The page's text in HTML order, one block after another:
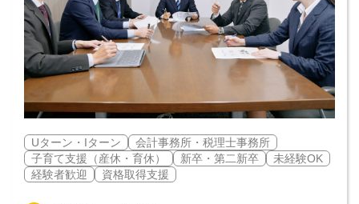
Uターン・Iターン
会計事務所・税理士事務所
子育て支援（産休・育休）
新卒・第二新卒
未経験OK
経験者歓迎
資格取得支援